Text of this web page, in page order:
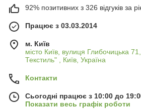
92% позитивних з 326 відгуків за
Працює з 03.03.2014
м. Київ
місто Київ, вулиця Глибочицька
Текстиль" , Київ, Україна
Контакти
Сьогодні працює з 10:00 до
Показати весь графік роботи